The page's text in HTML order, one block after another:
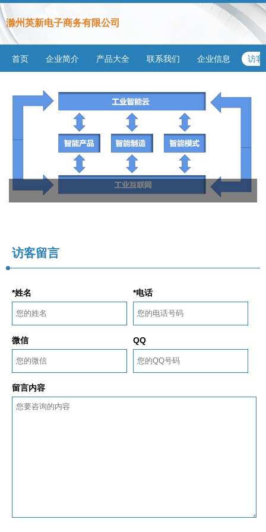
滁州英新电子商务有限公司
首页 企业简介 产品大全 联系我们 企业信息 访客
访客留言
*姓名 *电话
微信 QQ
留言内容